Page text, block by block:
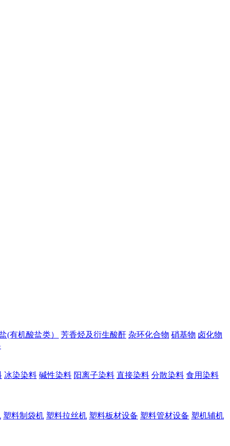
(有机酸盐类） 芳香烃及衍生酸酐 杂环化合物 硝基物 卤化物
冰染染料 碱性染料 阳离子染料 直接染料 分散染料 食用染料
塑料制袋机 塑料拉丝机 塑料板材设备 塑料管材设备 塑机辅机